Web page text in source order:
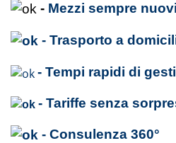
- Mezzi sempre nuovi
- Trasporto a
- Tempi rapidi di
- Tariffe senza
- Consulenza 360°